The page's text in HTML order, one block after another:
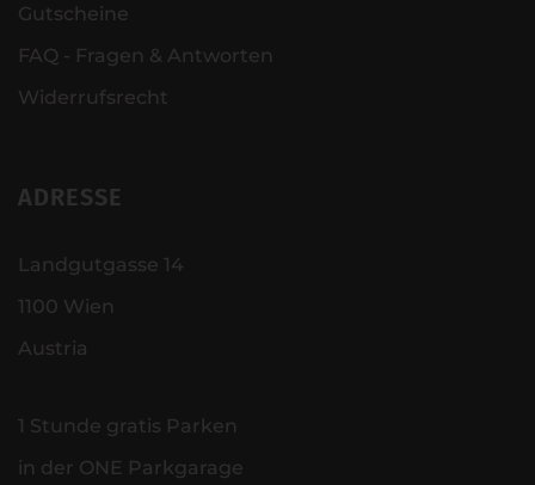
Gutscheine
FAQ - Fragen & Antworten
Widerrufsrecht
ADRESSE
Landgutgasse 14
1100 Wien
Austria
1 Stunde gratis Parken
in der ONE Parkgarage